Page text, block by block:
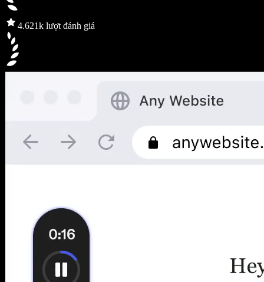
4.621k lượt đánh giá